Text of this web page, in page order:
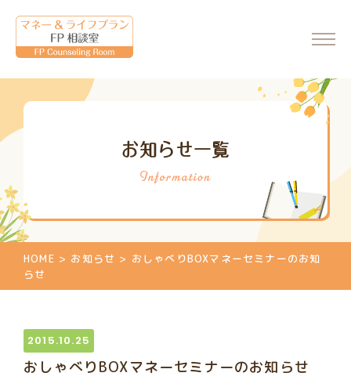
FP相談室について
ご相談・料金について
マネーセミナーのご案内
マネーセミナーの申込
相談申込
お知らせ一覧
HOME > お知らせ > おしゃべりBOXマネーセミナーのお知
らせ
2015.10.25
おしゃべりBOXマネーセミナーのお知らせ